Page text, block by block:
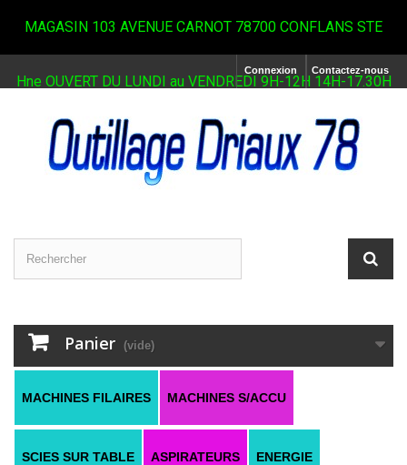
MAGASIN 103 AVENUE CARNOT 78700 CONFLANS STE
Hne OUVERT DU LUNDI au VENDREDI 9H-12H 14H-17.30H
Contactez-nous
Connexion
Panier (vide)
MACHINES FILAIRES MACHINES S/ACCU
SCIES SUR TABLE ASPIRATEURS ENERGIE